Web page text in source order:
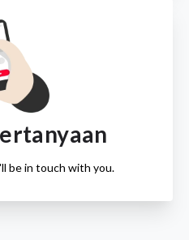
be in touch with you.